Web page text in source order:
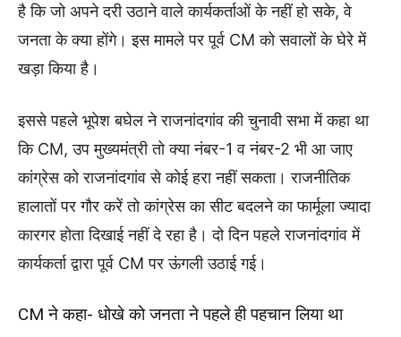
है कि जो अपने दरी उठाने वाले कार्यकर्ताओं के नहीं हो सके, वे
जनता के क्या होंगे। इस मामले पर पूर्व CM को सवालों के घेरे में
खड़ा किया है।
इससे पहले भूपेश बघेल ने राजनांदगांव की चुनावी सभा में कहा था
कि CM, उप मुख्यमंत्री तो क्या नंबर-1 व नंबर-2 भी आ जाए
कांग्रेस को राजनांदगांव से कोई हरा नहीं सकता। राजनीतिक
हालातों पर गौर करें तो कांग्रेस का सीट बदलने का फार्मूला ज्यादा
कारगर होता दिखाई नहीं दे रहा है। दो दिन पहले राजनांदगांव में
कार्यकर्ता द्वारा पूर्व CM पर ऊंगली उठाई गई।
CM ने कहा- धोखे को जनता ने पहले ही पहचान लिया था